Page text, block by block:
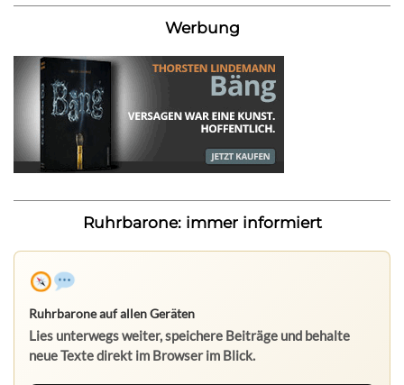
Werbung
Ruhrbarone: immer informiert
Ruhrbarone auf allen Geräten
Lies unterwegs weiter, speichere Beiträge und behalte
neue Texte direkt im Browser im Blick.